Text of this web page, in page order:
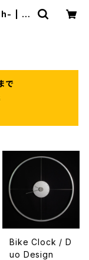
| 新
で
Bike Clock / D
uo Design